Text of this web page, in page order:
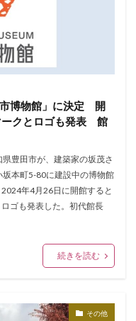
博物館」に決定 開
クとロゴも発表 館
豊田市が、建築家の坂茂さ
本町5-80に建設中の博物館
年4月26日に開館すると
ゴも発表した。初代館長
続きを読む
その他